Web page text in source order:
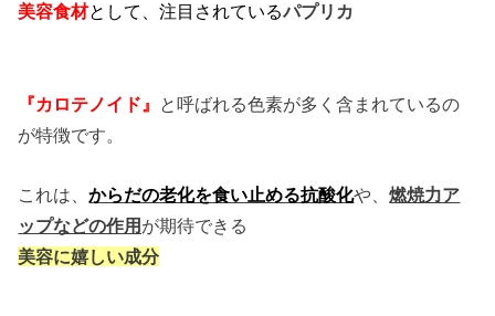
美容食材として、注目されているパプリカ
『カロテノイド』 と呼ばれる色素が多く含まれているの
が特徴です。
これは、からだの老化を食い止める抗酸化や、燃焼力ア
ップなどの作用 が期待できる
美容に嬉しい成分